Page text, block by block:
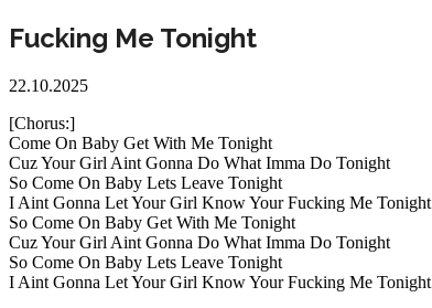
Fucking Me Tonight
22.10.2025
[Chorus:]
Come On Baby Get With Me Tonight
Cuz Your Girl Aint Gonna Do What Imma Do Tonight
So Come On Baby Lets Leave Tonight
I Aint Gonna Let Your Girl Know Your Fucking Me Tonight
So Come On Baby Get With Me Tonight
Cuz Your Girl Aint Gonna Do What Imma Do Tonight
So Come On Baby Lets Leave Tonight
I Aint Gonna Let Your Girl Know Your Fucking Me Tonight